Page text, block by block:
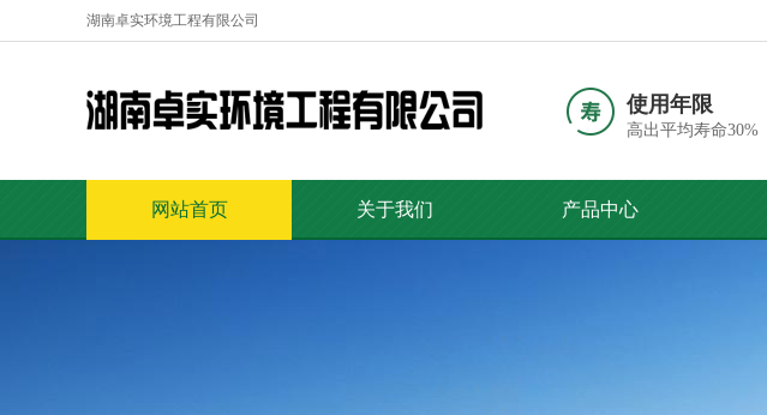
湖南卓实环境工程有限公司
使用年限
高出平均寿命30%
网站首页 关于我们 产品中心